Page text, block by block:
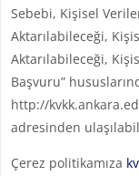
Sebebi, Kişisel
Aktarılabileceği,
Aktarılabileceği,
Başvuru”
http://
adresinden
Çerez politikamıza